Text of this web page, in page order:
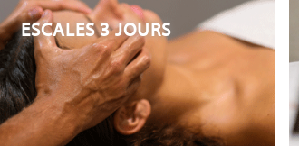
ESCALES 3 JOURS